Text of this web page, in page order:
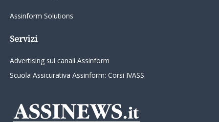
Assinform Solutions
Servizi
Advertising sui canali Assinform
Scuola Assicurativa Assinform: Corsi IVASS